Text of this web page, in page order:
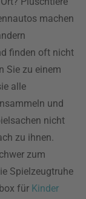
machen
finden oft nicht
Sie zu einem
alle
und
nicht
zu ihnen.
zum
Spielzeugtruhe
für Kinder